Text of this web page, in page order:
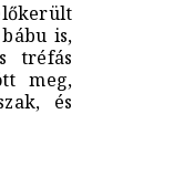
is,
tréfás
meg,
és